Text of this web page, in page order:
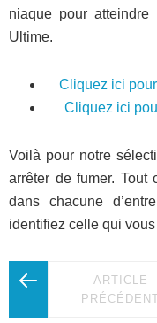
niaque pour
Ultime.
Cliquez ici
Cliquez ici
Voilà pour notre
arrêter de fumer.
dans chacune
identifiez celle qui
ARTICLE